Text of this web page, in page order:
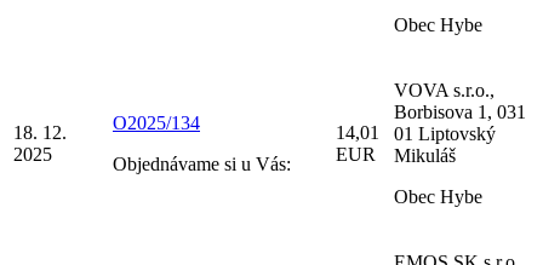
Obec Hybe
18. 12.
2025
O2025/134
Objednávame si u Vás:
14,01
EUR
VOVA s.r.o.,
Borbisova 1, 031
01 Liptovský
Mikuláš
Obec Hybe